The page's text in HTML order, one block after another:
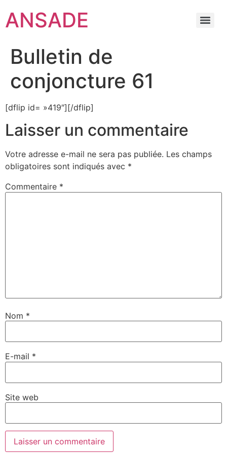
ANSADE
Bulletin de
conjoncture 61
[dflip id= »419″][/dflip]
Laisser un commentaire
Votre adresse e-mail ne sera pas publiée. Les champs
obligatoires sont indiqués avec *
Commentaire *
Nom *
E-mail *
Site web